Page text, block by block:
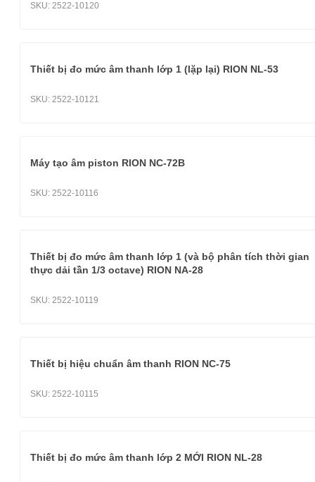
SKU: 2522-10120
Thiết bị đo mức âm thanh lớp 1 (lặp lại) RION NL-53
SKU: 2522-10121
Máy tạo âm piston RION NC-72B
SKU: 2522-10116
Thiết bị đo mức âm thanh lớp 1 (và bộ phân tích thời gian
thực dải tần 1/3 octave) RION NA-28
SKU: 2522-10119
Thiết bị hiệu chuẩn âm thanh RION NC-75
SKU: 2522-10115
Thiết bị đo mức âm thanh lớp 2 MỚI RION NL-28